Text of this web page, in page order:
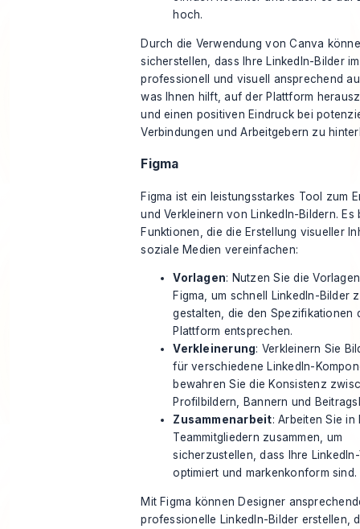
hoch.
Durch die Verwendung von Canva
sicherstellen, dass Ihre LinkedIn-Bilder
professionell und visuell ansprechend
was Ihnen hilft, auf der Plattform
und einen positiven Eindruck bei
Verbindungen und Arbeitgebern zu
Figma
Figma ist ein leistungsstarkes Tool zum
und Verkleinern von LinkedIn-Bildern. Es
Funktionen, die die Erstellung visueller
soziale Medien vereinfachen:
Vorlagen: Nutzen Sie die
Figma, um schnell LinkedIn-Bilder
gestalten, die den Spezifikationen
Plattform entsprechen.
Verkleinerung: Verkleinern Sie
für verschiedene LinkedIn-
bewahren Sie die Konsistenz
Profilbildern, Bannern und
Zusammenarbeit: Arbeiten Sie in
Teammitgliedern zusammen, um
sicherzustellen, dass Ihre
optimiert und markenkonform sind.
Mit Figma können Designer
professionelle LinkedIn-Bilder erstellen,